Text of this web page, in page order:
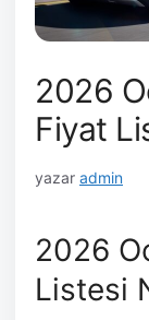
2026
Fiyat
yazar admin
2026
Listesi